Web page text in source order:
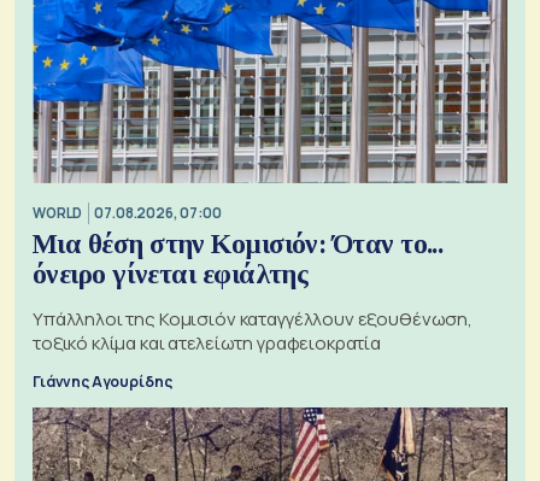
WORLD 07.08.2026, 07:00
Μια θέση στην Κομισιόν: Όταν το...
όνειρο γίνεται εφιάλτης
Υπάλληλοι της Κομισιόν καταγγέλλουν εξουθένωση,
τοξικό κλίμα και ατελείωτη γραφειοκρατία
Γιάννης Αγουρίδης